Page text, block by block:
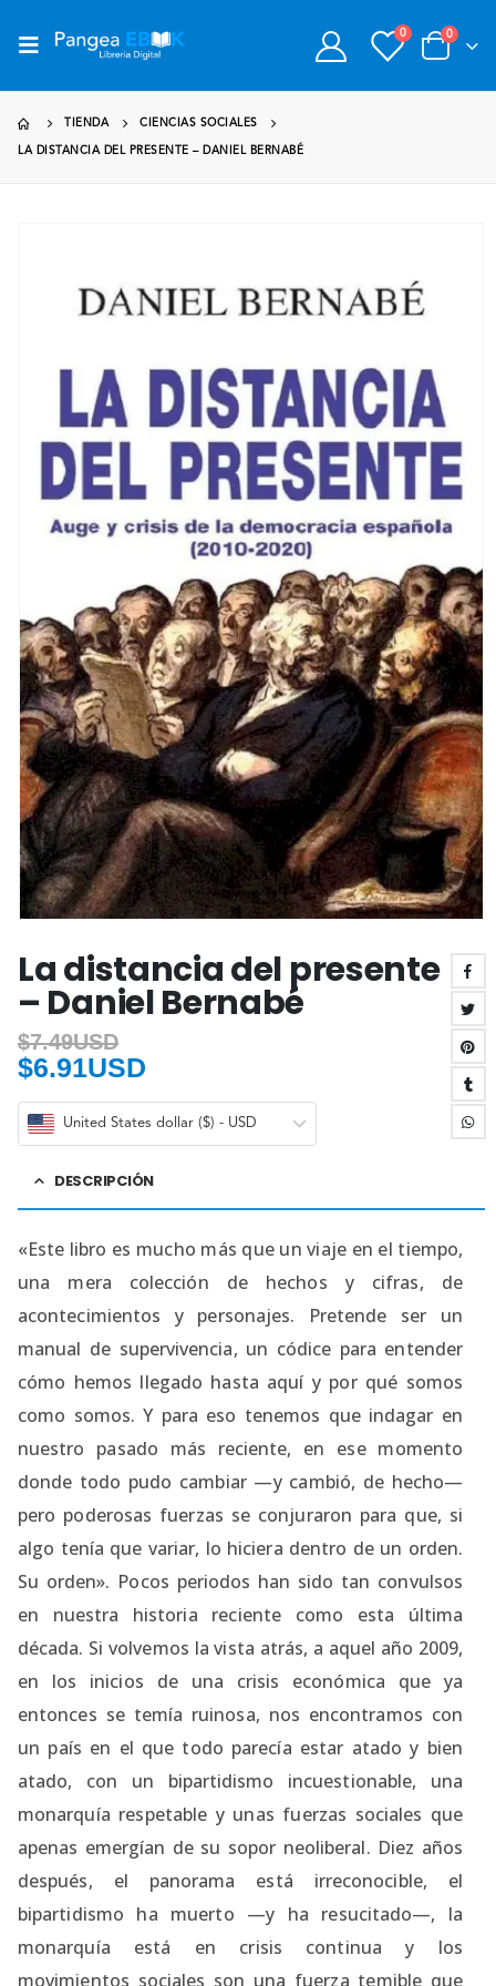
0 0
TIENDA CIENCIAS SOCIALES
LA DISTANCIA DEL PRESENTE – DANIEL BERNABÉ
La distancia del presente
– Daniel Bernabé
$7.49USD
$6.91USD
United States dollar ($) - USD
DESCRIPCIÓN
«Este libro es mucho más que un viaje en el tiempo,
una mera colección de hechos y cifras, de
acontecimientos y personajes. Pretende ser un
manual de supervivencia, un códice para entender
cómo hemos llegado hasta aquí y por qué somos
como somos. Y para eso tenemos que indagar en
nuestro pasado más reciente, en ese momento
donde todo pudo cambiar —y cambió, de hecho—
pero poderosas fuerzas se conjuraron para que, si
algo tenía que variar, lo hiciera dentro de un orden.
Su orden». Pocos periodos han sido tan convulsos
en nuestra historia reciente como esta última
década. Si volvemos la vista atrás, a aquel año 2009,
en los inicios de una crisis económica que ya
entonces se temía ruinosa, nos encontramos con
un país en el que todo parecía estar atado y bien
atado, con un bipartidismo incuestionable, una
monarquía respetable y unas fuerzas sociales que
apenas emergían de su sopor neoliberal. Diez años
después, el panorama está irreconocible, el
bipartidismo ha muerto —y ha resucitado—, la
monarquía está en crisis continua y los
movimientos sociales son una fuerza temible que